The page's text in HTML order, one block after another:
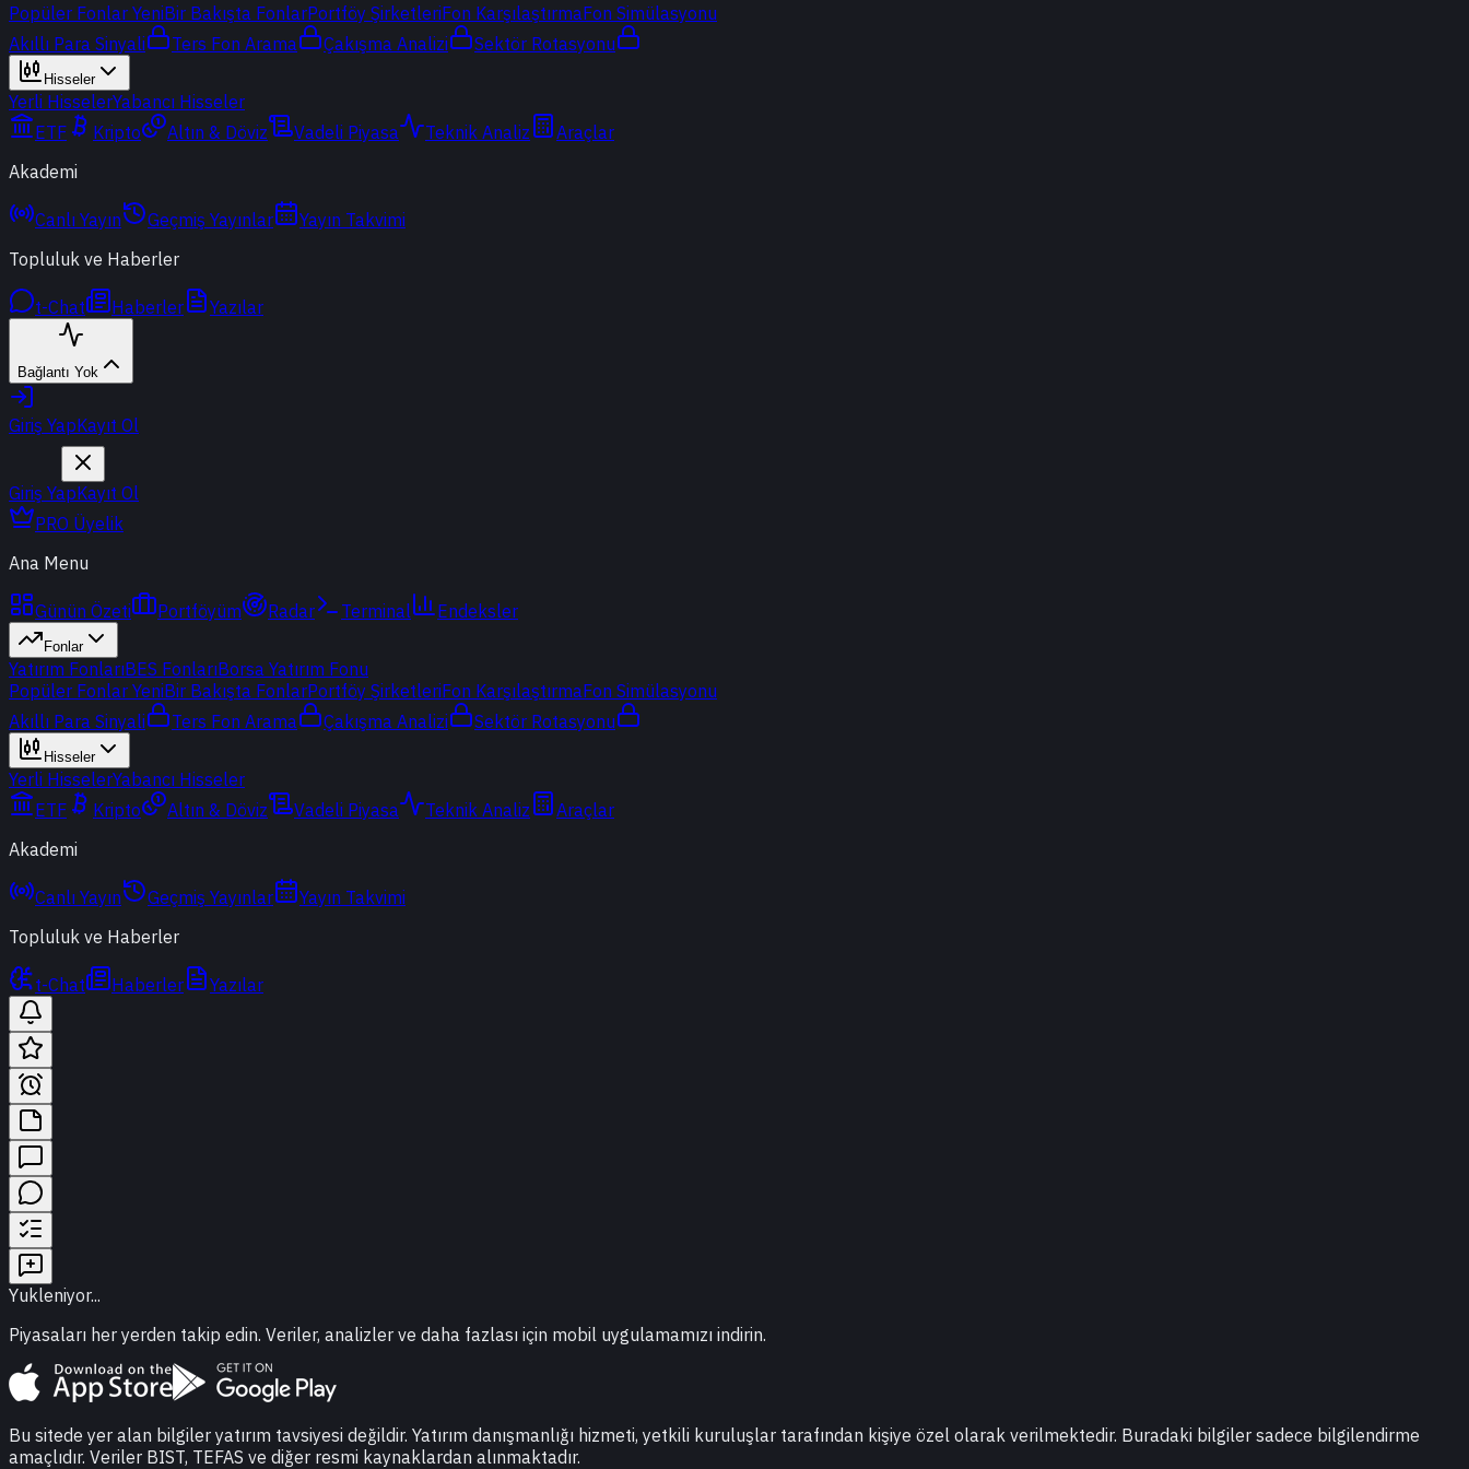
Popüler Fonlar YeniBir Bakışta FonlarPortföy ŞirketleriFon KarşılaştırmaFon Simülasyonu
Akıllı Para Sinyali
Ters Fon Arama Çakışma Analizi Sektör Rotasyonu
Hisseler
Yerli HisselerYabancı Hisseler
ETF
Kripto Altın & Döviz Vadeli Piyasa Teknik Analiz
Araçlar
Akademi
Canlı Yayın Geçmiş Yayınlar
Yayın Takvimi
Topluluk ve Haberler
t-Chat Haberler Yazılar
Bağlantı Yok
Giriş YapKayıt Ol
Giriş YapKayıt Ol
PRO Üyelik
Ana Menu
Günün Özeti Portföyüm Radar Terminal Endeksler
Fonlar
Yatırım FonlarıBES FonlarıBorsa Yatırım Fonu
Popüler Fonlar YeniBir Bakışta FonlarPortföy ŞirketleriFon KarşılaştırmaFon Simülasyonu
Akıllı Para Sinyali
Ters Fon Arama Çakışma Analizi Sektör Rotasyonu
Hisseler
Yerli HisselerYabancı Hisseler
ETF
Kripto Altın & Döviz Vadeli Piyasa Teknik Analiz
Araçlar
Akademi
Canlı Yayın Geçmiş Yayınlar
Yayın Takvimi
Topluluk ve Haberler
t-Chat Haberler Yazılar
Yukleniyor...
Piyasaları her yerden takip edin. Veriler, analizler ve daha fazlası için mobil uygulamamızı indirin.
Bu sitede yer alan bilgiler yatırım tavsiyesi değildir. Yatırım danışmanlığı hizmeti, yetkili kuruluşlar tarafından kişiye özel olarak verilmektedir. Buradaki bilgiler sadece bilgilendirme
amaçlıdır. Veriler BIST, TEFAS ve diğer resmi kaynaklardan alınmaktadır.